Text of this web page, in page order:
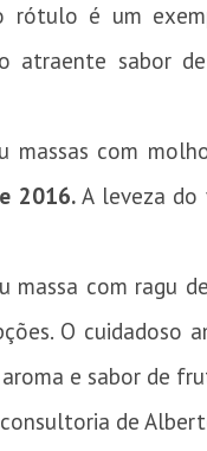
rótulo é um
atraente sabor
massas com
2016.A leveza do
massa com ragu
O cuidadoso
e sabor de
de